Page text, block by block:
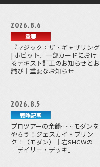
2026.8.6
重要
『マジック：ザ・ギャザリング
| ホビット』一部カードにおけ
るテキスト訂正のお知らせとお
詫び｜重要なお知らせ
2026.8.5
戦略記事
プロツアーの余韻……モダンを
やろう！ジェスカイ・ブリン
ク！（モダン）｜岩SHOWの
「デイリー・デッキ」